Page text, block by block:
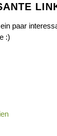
paar
:)